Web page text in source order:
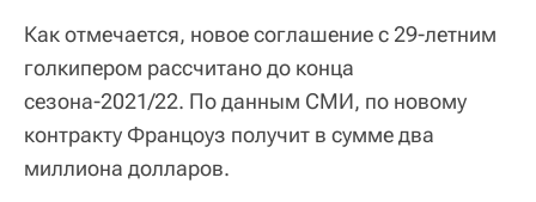
Как отмечается, новое соглашение с 29-летним
голкипером рассчитано до конца
сезона-2021/22. По данным СМИ, по новому
контракту Францоуз получит в сумме два
миллиона долларов.